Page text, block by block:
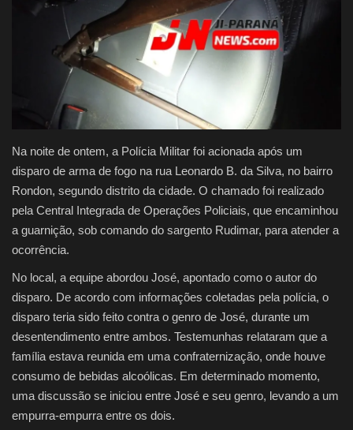
Educação
Na noite de ontem, a Polícia Militar foi acionada após um
disparo de arma de fogo na rua Leonardo B. da Silva, no bairro
Rondon, segundo distrito da cidade. O chamado foi realizado
pela Central Integrada de Operações Policiais, que encaminhou
a guarnição, sob comando do sargento Rudimar, para atender a
ocorrência.
No local, a equipe abordou José, apontado como o autor do
disparo. De acordo com informações coletadas pela polícia, o
disparo teria sido feito contra o genro de José, durante um
desentendimento entre ambos. Testemunhas relataram que a
família estava reunida em uma confraternização, onde houve
consumo de bebidas alcoólicas. Em determinado momento,
uma discussão se iniciou entre José e seu genro, levando a um
empurra-empurra entre os dois.